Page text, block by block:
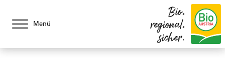
Menü
Bio,
regional,
sicher.